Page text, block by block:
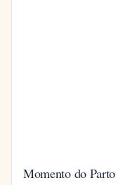
Momento do Parto